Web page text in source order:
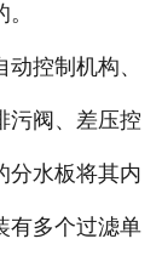
控制机构、
污阀、差压控
分水板将其内
有多个过滤单